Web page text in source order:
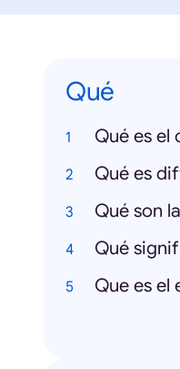
Qué
Qué es el
Qué es
Qué son
Qué
Que es el